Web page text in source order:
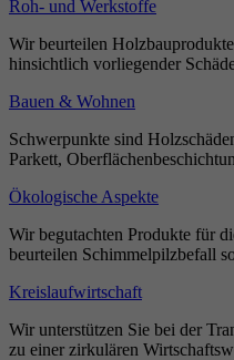
Roh- und Werkstoffe
Wir beurteilen
hinsichtlich vorliegender
Bauen & Wohnen
Schwerpunkte sind
Parkett,
Ökologische Aspekte
Wir begutachten Produkte für
beurteilen Schimmelpilzbefall
Kreislaufwirtschaft
Wir unterstützen Sie bei der
zu einer zirkulären